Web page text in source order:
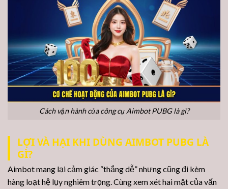
Cách vận hành của công cụ Aimbot PUBG là gì?
LỢI VÀ HẠI KHI DÙNG AIMBOT PUBG LÀ
GÌ?
Aimbot mang lại cảm giác “thắng dễ” nhưng cũng đi kèm
hàng loạt hệ lụy nghiêm trọng. Cùng xem xét hai mặt của vấn